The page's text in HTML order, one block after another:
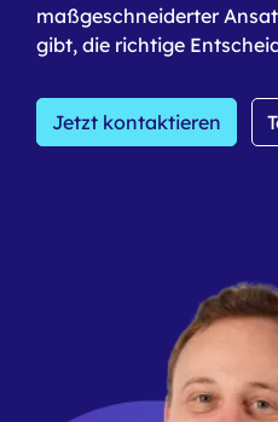
maßgeschneiderter
gibt, die richtige
Jetzt kontaktieren